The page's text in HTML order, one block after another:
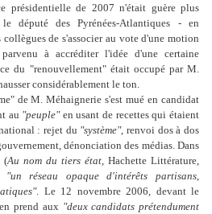
présidentielle de 2007 n'était guère plus
député des Pyrénées-Atlantiques - en
de s'associer au vote d'une motion
à accréditer l'idée d'une certaine
du "renouvellement" était occupé par M.
considérablement le ton.
de M. Méhaignerie s'est mué en candidat
au "peuple" en usant de recettes qui étaient
: rejet du "système", renvoi dos à dos
dénonciation des médias. Dans
(Au nom du tiers état, Hachette Littérature,
"un réseau opaque d'intérêts partisans,
. Le 12 novembre 2006, devant le
prend aux "deux candidats prétendument